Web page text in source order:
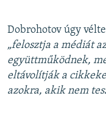
Dobrohotov úgy
„felosztja a médiát
együttműködnek,
eltávolítják a
azokra, akik nem